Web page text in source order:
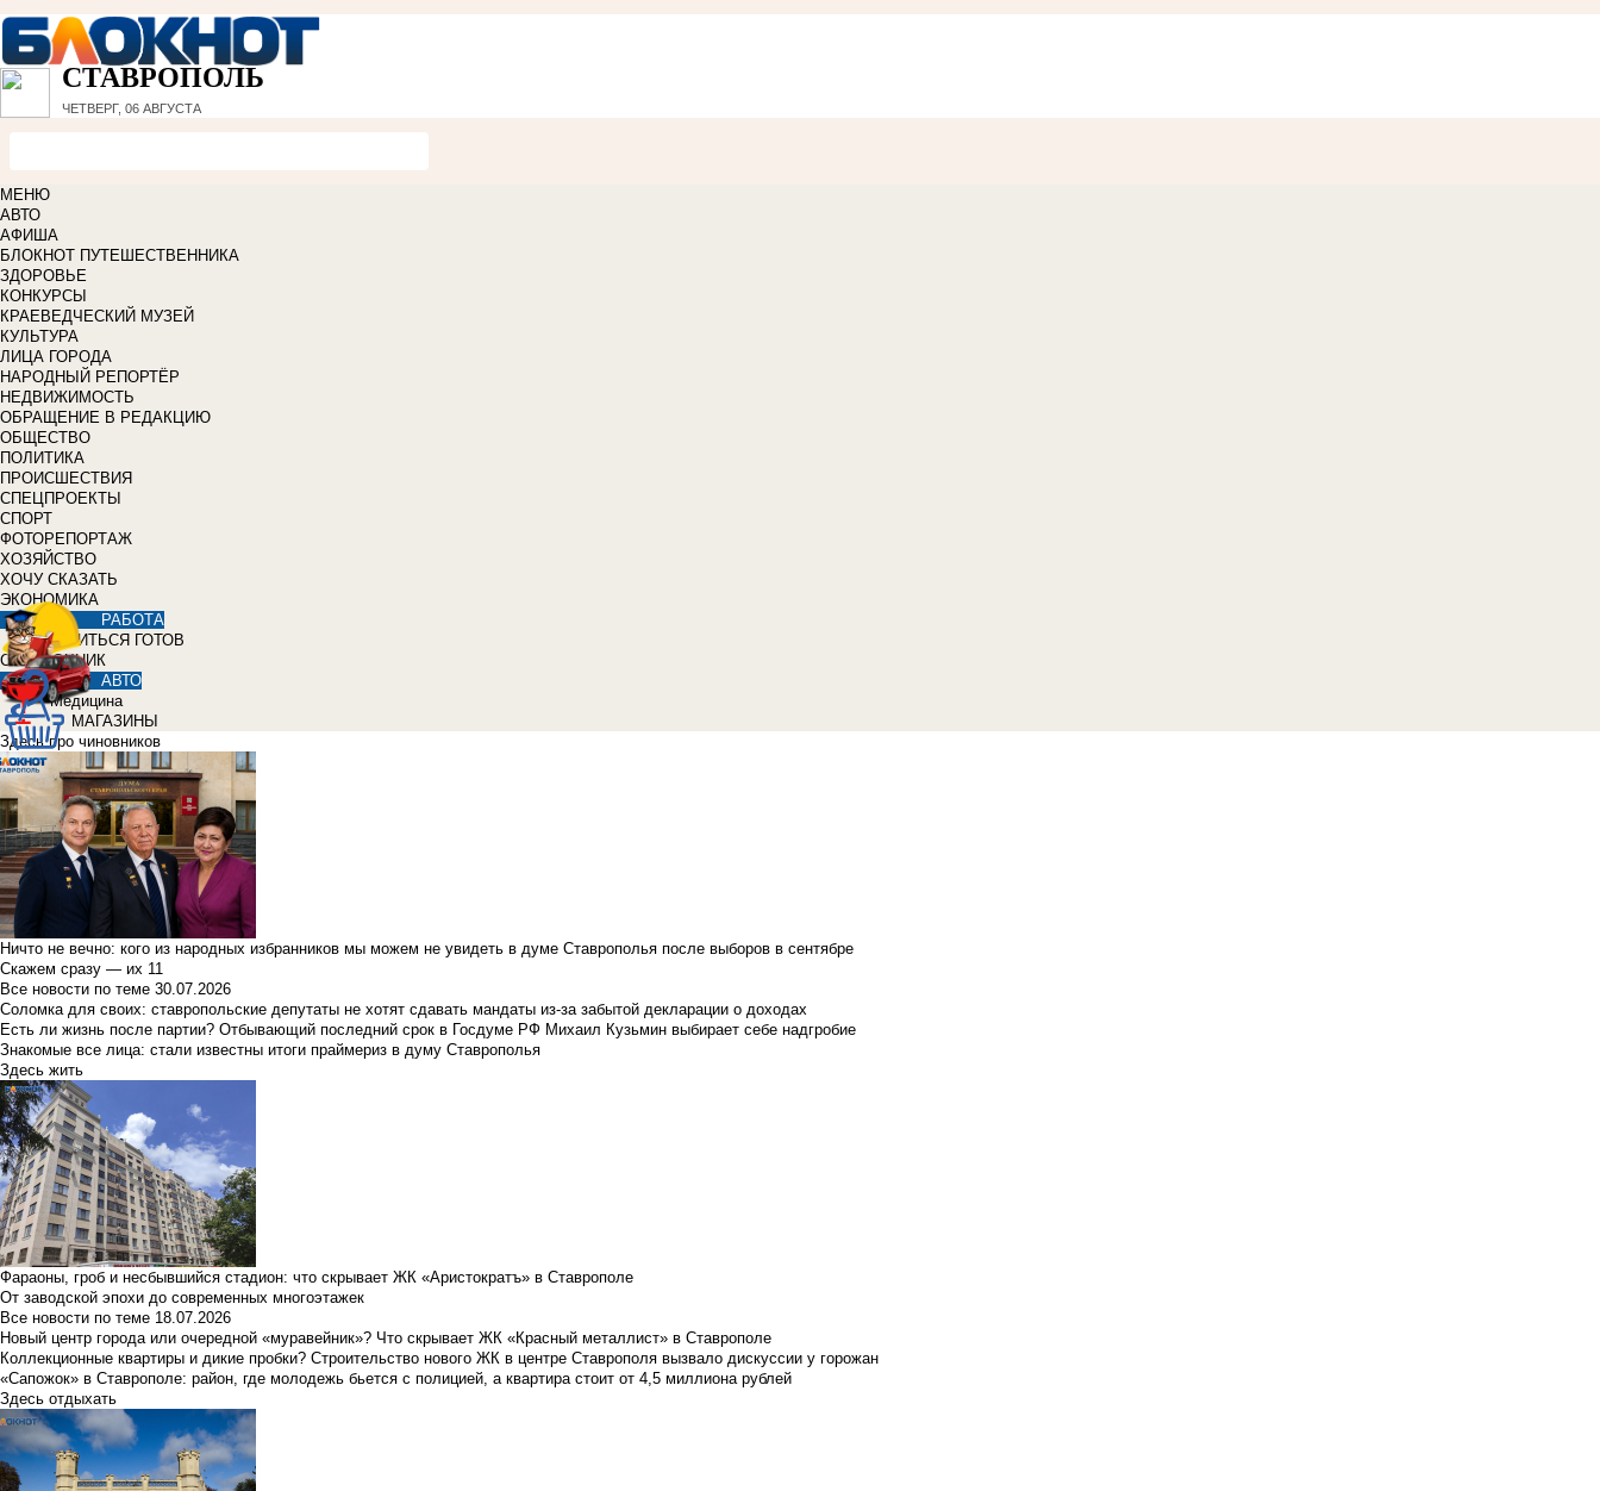
СТАВРОПОЛЬ
ЧЕТВЕРГ, 06 АВГУСТА
МЕНЮ
АВТО
АФИША
БЛОКНОТ ПУТЕШЕСТВЕННИКА
ЗДОРОВЬЕ
КОНКУРСЫ
КРАЕВЕДЧЕСКИЙ МУЗЕЙ
КУЛЬТУРА
ЛИЦА ГОРОДА
НАРОДНЫЙ РЕПОРТЁР
НЕДВИЖИМОСТЬ
ОБРАЩЕНИЕ В РЕДАКЦИЮ
ОБЩЕСТВО
ПОЛИТИКА
ПРОИСШЕСТВИЯ
СПЕЦПРОЕКТЫ
СПОРТ
ФОТОРЕПОРТАЖ
ХОЗЯЙСТВО
ХОЧУ СКАЗАТЬ
ЭКОНОМИКА
РАБОТА
УЧИТЬСЯ ГОТОВ
СПРАВОЧНИК
АВТО
Медицина
МАГАЗИНЫ
Здесь про чиновников
Ничто не вечно: кого из народных избранников мы можем не увидеть в думе Ставрополья после выборов в сентябре
Скажем сразу — их 11
Все новости по теме 30.07.2026
Соломка для своих: ставропольские депутаты не хотят сдавать мандаты из-за забытой декларации о доходах
Есть ли жизнь после партии? Отбывающий последний срок в Госдуме РФ Михаил Кузьмин выбирает себе надгробие
Знакомые все лица: стали известны итоги праймериз в думу Ставрополья
Здесь жить
Фараоны, гроб и несбывшийся стадион: что скрывает ЖК «Аристократъ» в Ставрополе
От заводской эпохи до современных многоэтажек
Все новости по теме 18.07.2026
Новый центр города или очередной «муравейник»? Что скрывает ЖК «Красный металлист» в Ставрополе
Коллекционные квартиры и дикие пробки? Строительство нового ЖК в центре Ставрополя вызвало дискуссии у горожан
«Сапожок» в Ставрополе: район, где молодежь бьется с полицией, а квартира стоит от 4,5 миллиона рублей
Здесь отдыхать